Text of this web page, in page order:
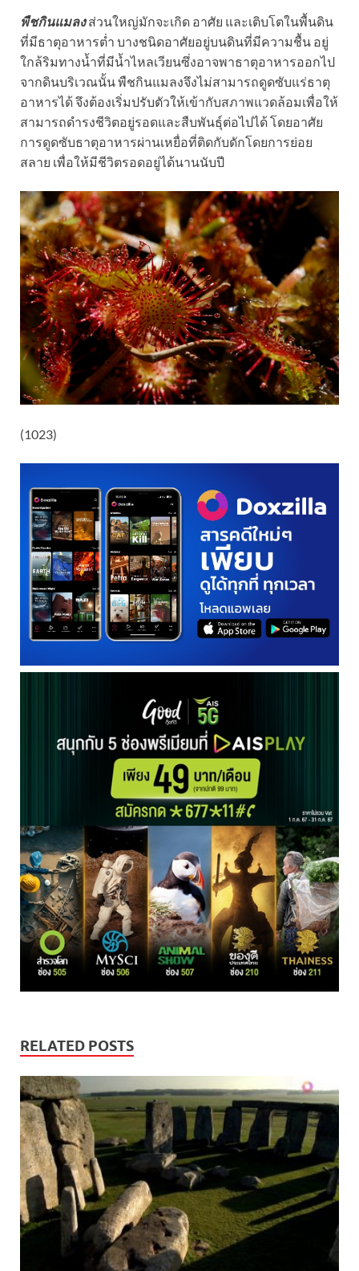
พืชกินแมลงส่วนใหญ่มักจะเกิด อาศัย และเติบโตในพื้นดิน
ที่มีธาตุอาหารต่ำ บางชนิดอาศัยอยู่บนดินที่มีความชื้น อยู่
ใกล้ริมทางน้ำที่มีน้ำไหลเวียนซึ่งอาจพาธาตุอาหารออกไป
จากดินบริเวณนั้น พืชกินแมลงจึงไม่สามารถดูดซับแร่ธาตุ
อาหารได้ จึงต้องเริ่มปรับตัวให้เข้ากับสภาพแวดล้อมเพื่อให้
สามารถดำรงชีวิตอยู่รอดและสืบพันธุ์ต่อไปได้ โดยอาศัย
การดูดซับธาตุอาหารผ่านเหยื่อที่ติดกับดักโดยการย่อย
สลาย เพื่อให้มีชีวิตรอดอยู่ได้นานนับปี
(1023)
RELATED POSTS